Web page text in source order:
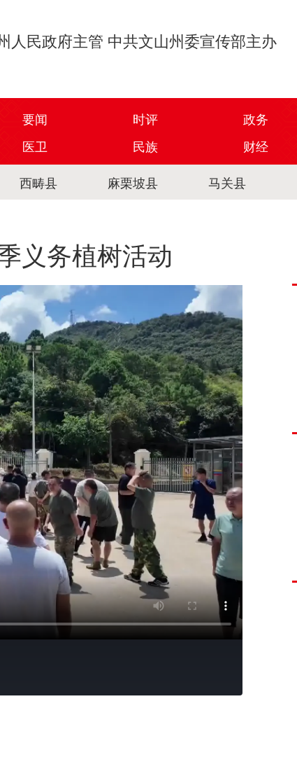
人民政府主管 中共文山州委宣传部主办
要闻 时评 政务
医卫 民族 财经
西畴县 麻栗坡县 马关县
义务植树活动